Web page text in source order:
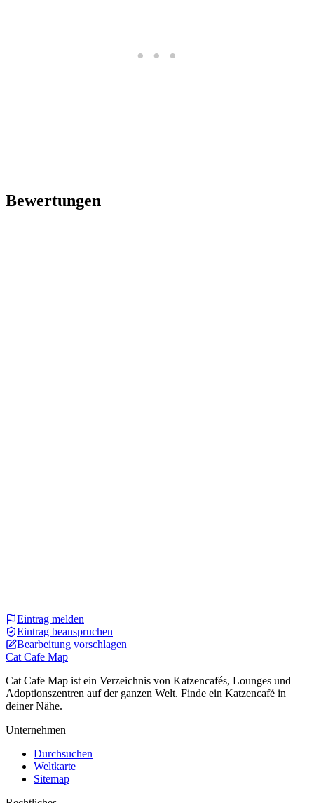
Bewertungen
Eintrag melden
Eintrag beanspruchen
Bearbeitung vorschlagen
Cat Cafe Map
Cat Cafe Map ist ein Verzeichnis von Katzencafés, Lounges und
Adoptionszentren auf der ganzen Welt. Finde ein Katzencafé in
deiner Nähe.
Unternehmen
Durchsuchen
Weltkarte
Sitemap